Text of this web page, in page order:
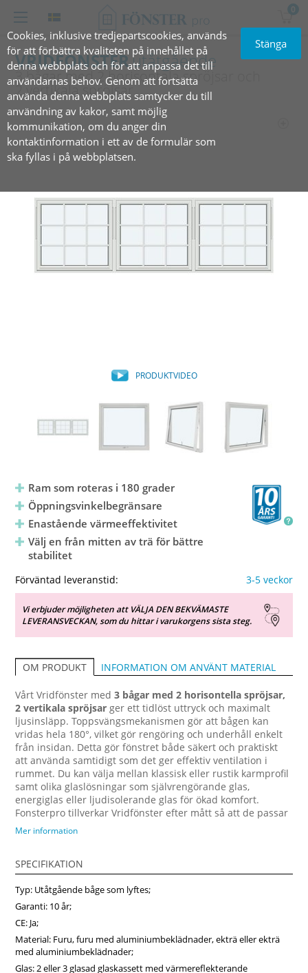
Cookies, inklusive tredjepartscookies, används
för att förbättra kvaliteten på innehållet på
denna webbplats och för att anpassa det till
användarnas behov. Genom att fortsätta
använda denna webbplats samtycker du till
användning av kakor, samt möjlig
kommunikation, om du anger din
kontaktinformation i ett av de formulär som
ska fyllas i på webbplatsen.
Stänga
0
VRIDFÖNSTERutåtgående
3 bågar med 2 horisontala spröjsar och
2 vertikala spröjsar
PRODUKTVIDEO
Ram som roteras i 180 grader
Öppningsvinkelbegränsare
Enastående värmeeffektivitet
Välj en från mitten av trä för bättre
stabilitet
Förväntad leveranstid: 3-5 veckor
Vi erbjuder möjligheten att VÄLJA DEN BEKVÄMASTE
LEVERANSVECKAN, som du hittar i varukorgens sista steg.
OM PRODUKT INFORMATION OM ANVÄNT MATERIAL
Vårt Vridfönster med3 bågar med 2 horisontella spröjsar,
2 vertikala spröjsar ger ett tidlöst uttryck och maximalt
ljusinsläpp. Toppsvängsmekanismen gör att bågen kan
vridas hela 180°, vilket gör rengöring och underhåll enkelt
från insidan. Detta gör fönstret både säkert och praktiskt
att använda samtidigt som det ger effektiv ventilation i
rummet. Du kan välja mellan klassisk eller rustik karmprofil
samt olika glaslösningar som självrengörande glas,
energiglas eller ljudisolerande glas för ökad komfort.
Fonsterpro tillverkar Vridfönster efter mått så att de passar
perfekt till ditt projekt, oavsett om det gäller nybyggnation,
aluminiumbeklädnad på utsidan, vilket ger lång livslängd
och minimalt underhåll. Denna design passar lika bra i
vardagsrum, kök, sovrum eller fritidshus och bidrar till att
skapa en ljus och behaglig atmosfär i hemmet. Köp fönster
online hos Fonsterpro – kvalitet och kort leveranstid i hela
Sverige.
Mer information
SPECIFIKATION
Typ: Utåtgående båge som lyftes;
Garanti: 10 år;
CE: Ja;
Material: Furu, furu med aluminiumbeklädnader, ekträ eller ekträ
med aluminiumbeklädnader;
Glas: 2 eller 3 glasad glaskassett med värmereflekterande